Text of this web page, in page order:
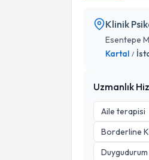
Klinik
Esentepe
Kartal /
Uzmanlık
Aile terapisi
Borderline